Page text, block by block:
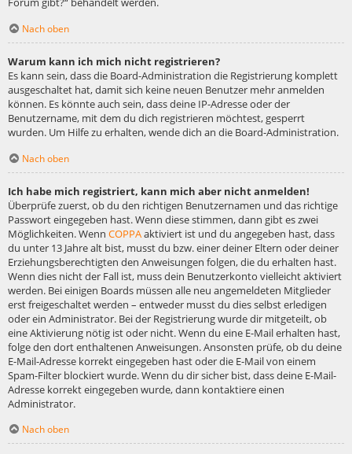
Nach oben
Warum kann ich mich nicht registrieren?
Es kann sein, dass die Board-Administration die Registrierung komplett
ausgeschaltet hat, damit sich keine neuen Benutzer mehr anmelden
können. Es könnte auch sein, dass deine IP-Adresse oder der
Benutzername, mit dem du dich registrieren möchtest, gesperrt
wurden. Um Hilfe zu erhalten, wende dich an die Board-Administration.
Nach oben
Ich habe mich registriert, kann mich aber nicht anmelden!
Überprüfe zuerst, ob du den richtigen Benutzernamen und das richtige
Passwort eingegeben hast. Wenn diese stimmen, dann gibt es zwei
Möglichkeiten. Wenn COPPAaktiviert ist und du angegeben hast, dass
du unter 13 Jahre alt bist, musst du bzw. einer deiner Eltern oder deiner
Erziehungsberechtigten den Anweisungen folgen, die du erhalten hast.
Wenn dies nicht der Fall ist, muss dein Benutzerkonto vielleicht aktiviert
werden. Bei einigen Boards müssen alle neu angemeldeten Mitglieder
erst freigeschaltet werden – entweder musst du dies selbst erledigen
oder ein Administrator. Bei der Registrierung wurde dir mitgeteilt, ob
eine Aktivierung nötig ist oder nicht. Wenn du eine E-Mail erhalten hast,
folge den dort enthaltenen Anweisungen. Ansonsten prüfe, ob du deine
E-Mail-Adresse korrekt eingegeben hast oder die E-Mail von einem
Spam-Filter blockiert wurde. Wenn du dir sicher bist, dass deine E-Mail-
Adresse korrekt eingegeben wurde, dann kontaktiere einen
Administrator.
Nach oben